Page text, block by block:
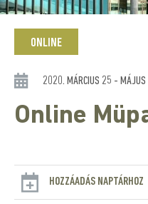
ONLINE
2020. MÁRCIUS 25 -
Online
HOZZÁADÁS NAPTÁRHOZ